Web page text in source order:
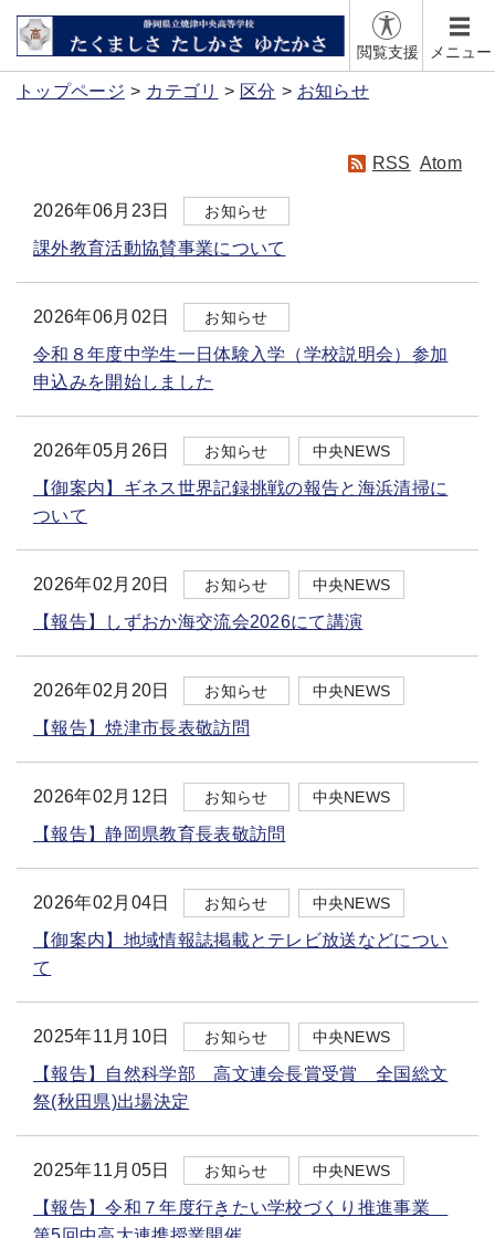
閲覧支援 メニュー
トップページ カテゴリ 区分 お知らせ
RSS Atom
2026年06月23日 お知らせ
課外教育活動協賛事業について
2026年06月02日 お知らせ
令和８年度中学生一日体験入学（学校説明会）参加
申込みを開始しました
2026年05月26日 お知らせ 中央NEWS
【御案内】ギネス世界記録挑戦の報告と海浜清掃に
ついて
2026年02月20日 お知らせ 中央NEWS
【報告】しずおか海交流会2026にて講演
2026年02月20日 お知らせ 中央NEWS
【報告】焼津市長表敬訪問
2026年02月12日 お知らせ 中央NEWS
【報告】静岡県教育長表敬訪問
2026年02月04日 お知らせ 中央NEWS
【御案内】地域情報誌掲載とテレビ放送などについ
て
2025年11月10日 お知らせ 中央NEWS
【報告】自然科学部 高文連会長賞受賞 全国総文
祭(秋田県)出場決定
2025年11月05日 お知らせ 中央NEWS
【報告】令和７年度行きたい学校づくり推進事業